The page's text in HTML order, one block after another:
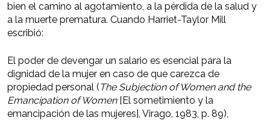
bien el camino al agotamiento, a la pérdida de la salud y
a la muerte prematura. Cuando Harriet-Taylor Mill
escribió:
El poder de devengar un salario es esencial para la
dignidad de la mujer en caso de que carezca de
propiedad personal ( The Subjection of Women and the
Emancipation of Women[El sometimiento y la
emancipación de las mujeres], Virago, 1983, p. 89),